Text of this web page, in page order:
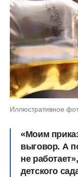
Иллюстративное
«Моим
выговор. А
не
детского